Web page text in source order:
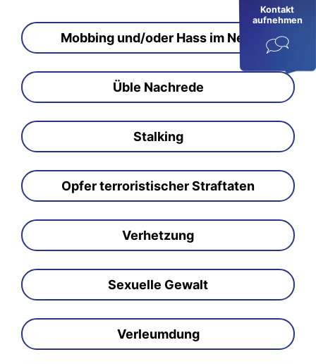
Kontakt
aufnehmen
Mobbing und/oder Hass im Netz
Üble Nachrede
Stalking
Opfer terroristischer Straftaten
Verhetzung
Sexuelle Gewalt
Verleumdung